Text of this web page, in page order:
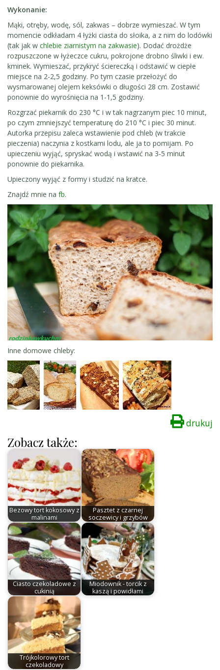
Wykonanie:
Mąki, otręby, wodę, sól, zakwas – dobrze wymieszać. W tym
momencie odkładam 4 łyżki ciasta do słoika, a z nim do lodówki
(tak jak w chlebie ziarnistym na zakwasie). Dodać drożdże
rozpuszczone w łyżeczce cukru, pokrojone drobno śliwki i ew.
kminek. Wymieszać, przykryć ściereczką i odstawić w ciepłe
miejsce na 2-2,5 godziny. Po tym czasie przełożyć do
wysmarowanej olejem keksówki o długości 28 cm. Zostawić
ponownie do wyrośnięcia na 1-1,5 godziny.
Rozgrzać piekarnik do 230 °C i w tak nagrzanym piec 10 minut,
po czym zmniejszyć temperaturę do 210 °C i piec 30 minut.
Autorka przepisu zaleca wstawienie pod chleb (w trakcie
pieczenia) naczynia z kostkami lodu, ale ja to pomijam. Po
upieczeniu wyjąć, spryskać wodą i wstawić na 3-5 minut
ponownie do piekarnika.
Upieczony wyjąć z formy i studzić na kratce.
Znajdź mnie na fb.
Inne domowe chleby:
drukuj
Zobacz także:
Bezowy tort kokosowy z
malinami
Pasztet z czarnej
soczewicy i grzybów
Ciasto czekoladowe z
cukinią
Miodownik - torcik z
kaszą i powidłami
Trójkolorowy tort
czekoladowy